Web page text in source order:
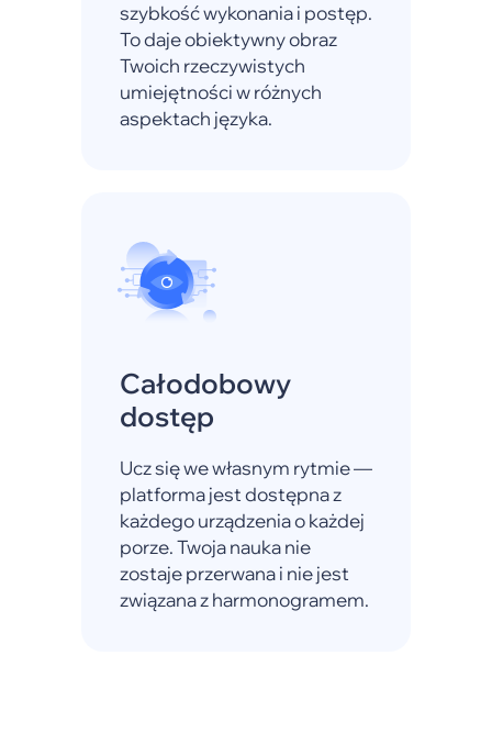
szybkość wykonania i postęp.
To daje obiektywny obraz
Twoich rzeczywistych
umiejętności w różnych
aspektach języka.
Całodobowy
dostęp
Ucz się we własnym rytmie —
platforma jest dostępna z
każdego urządzenia o każdej
porze. Twoja nauka nie
zostaje przerwana i nie jest
związana z harmonogramem.